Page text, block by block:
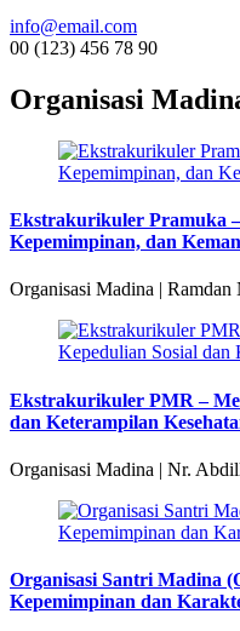
info@email.com
00 (123) 456 78 90
Organisasi
Ekstrakurikuler Pramuka
Kepemimpinan, dan
Organisasi Madina | Ramdan
Ekstrakurikuler PMR –
dan Keterampilan
Organisasi Madina | Nr.
Organisasi Santri Madina
Kepemimpinan dan